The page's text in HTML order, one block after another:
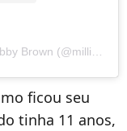
ficou seu
tinha 11 anos,